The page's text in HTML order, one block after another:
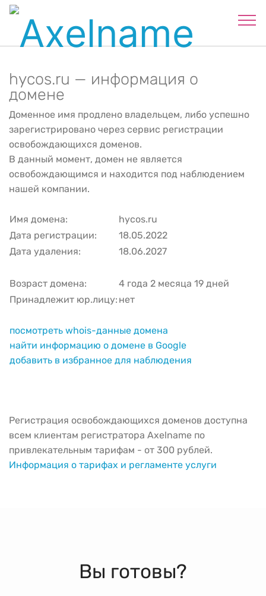
hycos.ru — информация о
домене
Доменное имя продлено владельцем, либо успешно
зарегистрировано через сервис регистрации
освобождающихся доменов.
В данный момент, домен не является
освобождающимся и находится под наблюдением
нашей компании.
Имя домена:
hycos.ru
Дата регистрации:
18.05.2022
Дата удаления:
18.06.2027
Возраст домена:
4 года 2 месяца 19 дней
Принадлежит юр.лицу: нет
посмотреть whois-данные домена
найти информацию о домене в Google
добавить в избранное для наблюдения
Регистрация освобождающихся доменов доступна
всем клиентам регистратора Axelname по
привлекательным тарифам - от 300 рублей.
Информация о тарифах и регламенте услуги
Вы готовы?